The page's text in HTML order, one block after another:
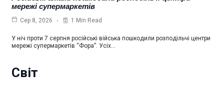
мережі супермаркетів
Сер 8, 2026 1 Min Read
У ніч проти 7 серпня російські війська пошкодили розподільчі центри
мережі супермаркетів “Фора”. Усіх…
Світ